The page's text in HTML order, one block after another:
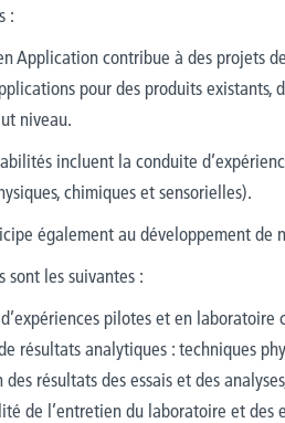
:
Application contribue à des projets
pour des produits existants,
niveau.
incluent la conduite
chimiques et sensorielles).
également au développement de
sont les suivantes :
pilotes et en
résultats analytiques : techniques
résultats des essais et des
de l’entretien du laboratoire et